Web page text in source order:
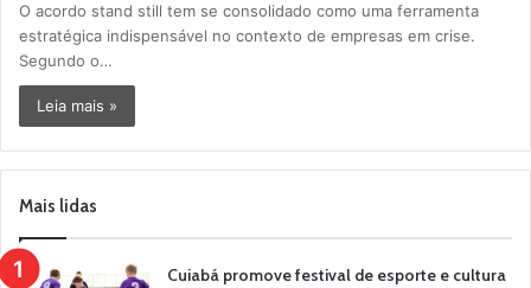
O acordo stand still tem se consolidado como uma ferramenta
estratégica indispensável no contexto de empresas em crise.
Segundo o…
Leia mais »
Mais lidas
Cuiabá promove festival de esporte e cultura